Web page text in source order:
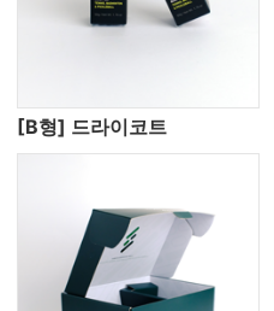
[B형] 드라이코트